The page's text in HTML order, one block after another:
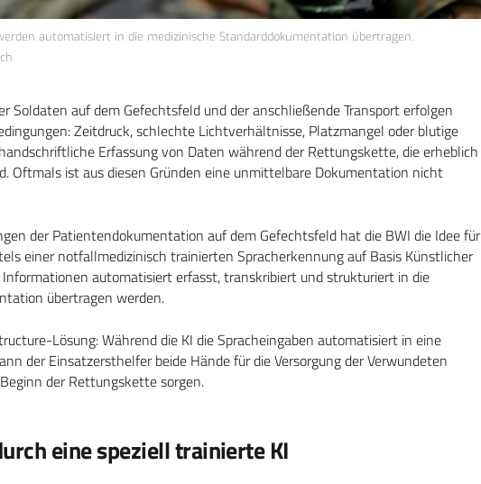
automatisiert in die medizinische Standarddokumentation übertragen.
Soldaten auf dem Gefechtsfeld und der anschließende Transport erfolgen
Zeitdruck, schlechte Lichtverhältnisse, Platzmangel oder blutige
Erfassung von Daten während der Rettungskette, die erheblich
Oftmals ist aus diesen Gründen eine unmittelbare Dokumentation nicht
der Patientendokumentation auf dem Gefechtsfeld hat die BWI die Idee für
einer notfallmedizinisch trainierten Spracherkennung auf Basis Künstlicher
automatisiert erfasst, transkribiert und strukturiert in die
übertragen werden.
Lösung: Während die KI die Spracheingaben automatisiert in eine
der Einsatzersthelfer beide Hände für die Versorgung der Verwundeten
der Rettungskette sorgen.
eine speziell trainierte KI